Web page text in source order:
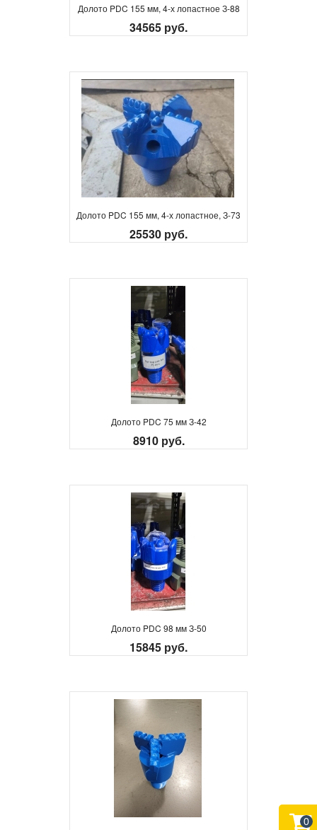
Долото PDC 155 мм, 4-х лопастное З-88
34565 руб.
Долото PDC 155 мм, 4-х лопастное, З-73
25530 руб.
Долото PDC 75 мм З-42
8910 руб.
Долото PDC 98 мм З-50
15845 руб.
0